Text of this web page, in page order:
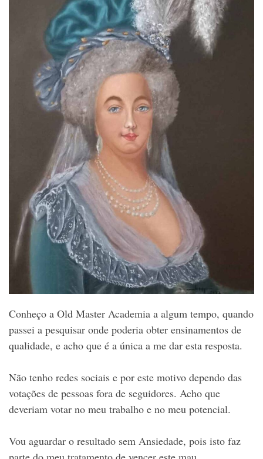
Conheço a Old Master Academia a algum tempo, quando
passei a pesquisar onde poderia obter ensinamentos de
qualidade, e acho que é a única a me dar esta resposta.
Não tenho redes sociais e por este motivo dependo das
votações de pessoas fora de seguidores. Acho que
deveriam votar no meu trabalho e no meu potencial.
Vou aguardar o resultado sem Ansiedade, pois isto faz